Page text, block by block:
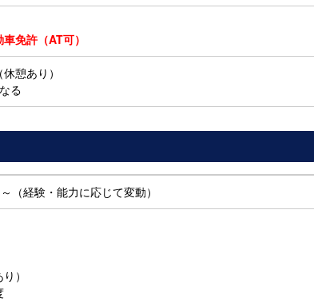
免許（AT可）
憩あり）
る
（経験・能力に応じて変動）
）